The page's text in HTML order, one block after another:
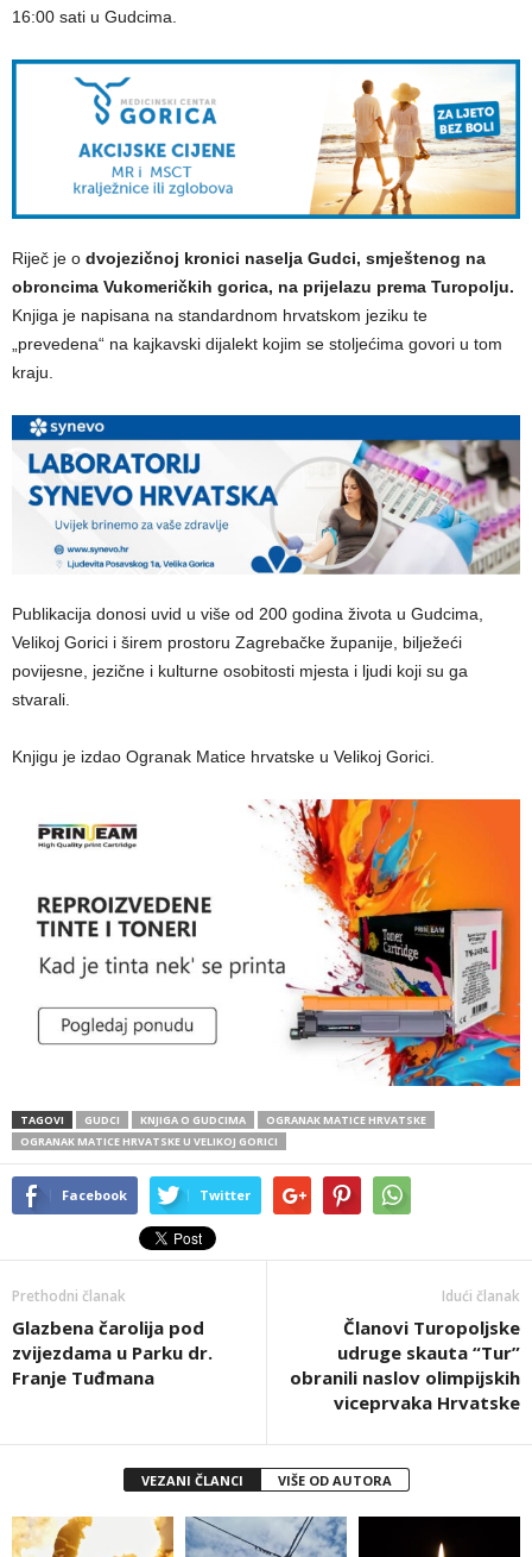
16:00 sati u Gudcima.
Riječ je o dvojezičnoj kronici naselja Gudci, smještenog na
obroncima Vukomeričkih gorica, na prijelazu prema Turopolju.
Knjiga je napisana na standardnom hrvatskom jeziku te
„prevedena“ na kajkavski dijalekt kojim se stoljećima govori u tom
kraju.
Publikacija donosi uvid u više od 200 godina života u Gudcima,
Velikoj Gorici i širem prostoru Zagrebačke županije, bilježeći
povijesne, jezične i kulturne osobitosti mjesta i ljudi koji su ga
stvarali.
Knjigu je izdao Ogranak Matice hrvatske u Velikoj Gorici.
TAGOVI GUDCI KNJIGA O GUDCIMA
OGRANAK MATICE HRVATSKE
OGRANAK MATICE HRVATSKE U VELIKOJ GORICI
Facebook Twitter
Prethodni članak
Glazbena čarolija pod
zvijezdama u Parku dr.
Franje Tuđmana
Idući članak
Članovi Turopoljske
udruge skauta “Tur”
obranili naslov olimpijskih
viceprvaka Hrvatske
VEZANI ČLANCI VIŠE OD AUTORA